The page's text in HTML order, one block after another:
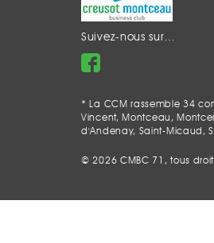
Suivez-nous sur…
* La CCM rassemble 34
Vincent, Montceau,
d'Andenay, Saint-Micaud,
© 2026 CMBC 71, tous